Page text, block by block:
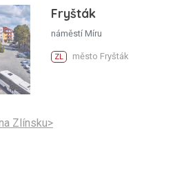
Fryšták
náměstí Míru
ZL město Fryšták
Zlínsku>